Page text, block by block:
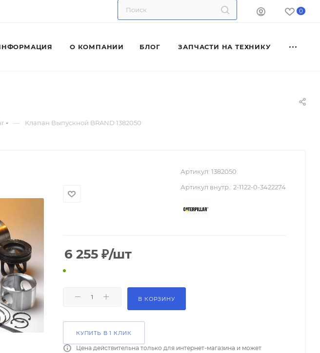
0
О КОМПАНИИ БЛОГ ЗАПЧАСТИ НА ТЕХНИКУ
— Клапан Выпускной BRAND 1382050
Артикул: 1382050
Артикул внутр.: 2-1122-0-3422274
6 255 ₽/шт
В КОРЗИНУ
КУПИТЬ В 1 КЛИК
Цена действительна только для интернет-магазина и может